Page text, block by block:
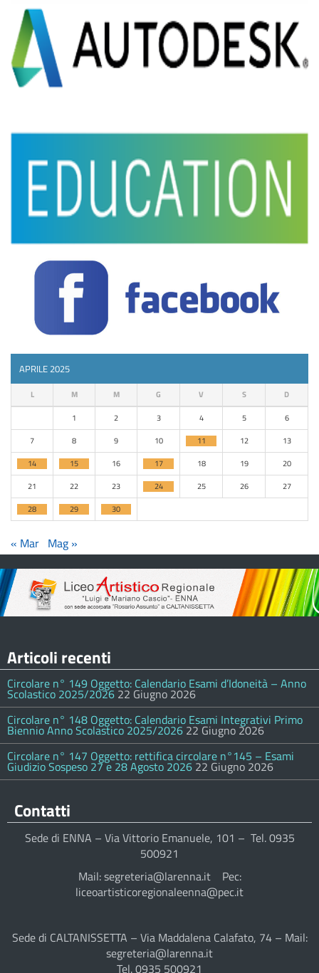
APRILE 2025
L M M G V S D
1 2 3 4 5
6
7
8 9 10 11 12
13
14
15 16 17 18 19
20
21
22 23 24 25 26
27
28
29 30
« Mar Mag »
Articoli recenti
Circolare n° 149 Oggetto: Calendario Esami d’Idoneità – Anno
Scolastico 2025/2026 22 Giugno 2026
Circolare n° 148 Oggetto: Calendario Esami Integrativi Primo
Biennio Anno Scolastico 2025/2026 22 Giugno 2026
Circolare n° 147 Oggetto: rettifica circolare n°145 – Esami
Giudizio Sospeso 27 e 28 Agosto 2026 22 Giugno 2026
Contatti
Sede di ENNA – Via Vittorio Emanuele, 101 – Tel. 0935
500921
Mail: segreteria@larenna.it Pec:
liceoartisticoregionaleenna@pec.it
Sede di CALTANISSETTA – Via Maddalena Calafato, 74 – Mail:
segreteria@larenna.it
Tel. 0935 500921